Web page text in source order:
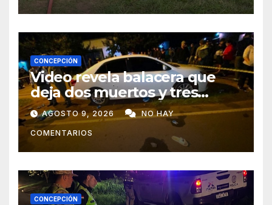
CONCEPCIÓN
Video revela balacera que
deja dos muertos y tres
heridos en Tava’ i, Caazapá
AGOSTO 9, 2026 NO HAY
COMENTARIOS
CONCEPCIÓN